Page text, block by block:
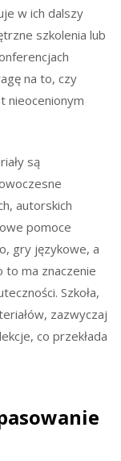
w ich dalszy
szkolenia lub
na to, czy
nieocenionym
są
autorskich
pomoce
gry językowe, a
ma znaczenie
Szkoła,
zazwyczaj
co przekłada